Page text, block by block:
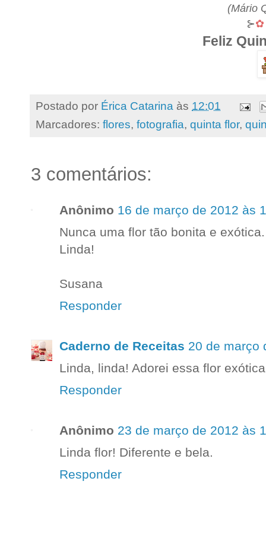
(Mário
⊱✿
Feliz
Postado por Érica Catarina às 12:01
Marcadores: flores, fotografia, quinta flor,
3 comentários:
Anônimo 16 de março de 2012 às
Nunca uma flor tão bonita e exótica.
Linda!
Susana
Responder
Caderno de Receitas 20 de março
Linda, linda! Adorei essa flor
Responder
Anônimo 23 de março de 2012 às
Linda flor! Diferente e bela.
Responder